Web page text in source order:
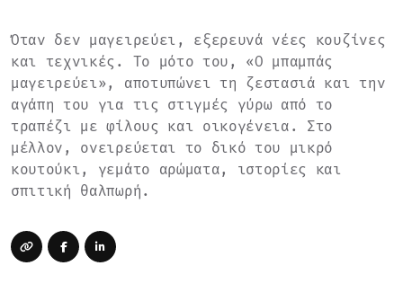
Όταν δεν μαγειρεύει, εξερευνά νέες κουζίνες
και τεχνικές. Το μότο του, «Ο μπαμπάς
μαγειρεύει», αποτυπώνει τη ζεστασιά και την
αγάπη του για τις στιγμές γύρω από το
τραπέζι με φίλους και οικογένεια. Στο
μέλλον, ονειρεύεται το δικό του μικρό
κουτούκι, γεμάτο αρώματα, ιστορίες και
σπιτική θαλπωρή.